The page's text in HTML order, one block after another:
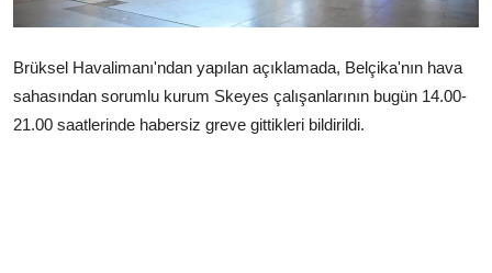
Brüksel Havalimanı'ndan yapılan açıklamada, Belçika'nın hava
sahasından sorumlu kurum Skeyes çalışanlarının bugün 14.00-
21.00 saatlerinde habersiz greve gittikleri bildirildi.